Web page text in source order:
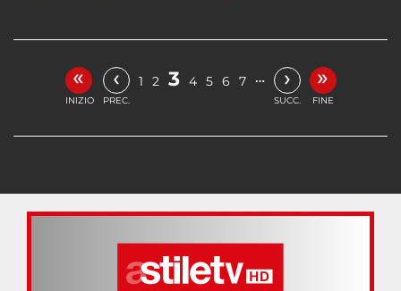
«
INIZIO
‹
PREC.
1 2 3 4 5 6 7 … ›
SUCC.
»
FINE